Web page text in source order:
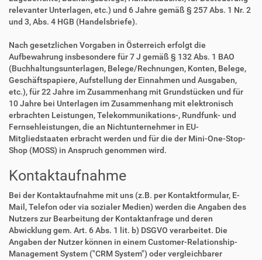
relevanter Unterlagen, etc.) und 6 Jahre gemäß § 257 Abs. 1 Nr. 2
und 3, Abs. 4 HGB (Handelsbriefe).
Nach gesetzlichen Vorgaben in Österreich erfolgt die
Aufbewahrung insbesondere für 7 J gemäß § 132 Abs. 1 BAO
(Buchhaltungsunterlagen, Belege/Rechnungen, Konten, Belege,
Geschäftspapiere, Aufstellung der Einnahmen und Ausgaben,
etc.), für 22 Jahre im Zusammenhang mit Grundstücken und für
10 Jahre bei Unterlagen im Zusammenhang mit elektronisch
erbrachten Leistungen, Telekommunikations-, Rundfunk- und
Fernsehleistungen, die an Nichtunternehmer in EU-
Mitgliedstaaten erbracht werden und für die der Mini-One-Stop-
Shop (MOSS) in Anspruch genommen wird.
Kontaktaufnahme
Bei der Kontaktaufnahme mit uns (z.B. per Kontaktformular, E-
Mail, Telefon oder via sozialer Medien) werden die Angaben des
Nutzers zur Bearbeitung der Kontaktanfrage und deren
Abwicklung gem. Art. 6 Abs. 1 lit. b) DSGVO verarbeitet. Die
Angaben der Nutzer können in einem Customer-Relationship-
Management System ("CRM System") oder vergleichbarer